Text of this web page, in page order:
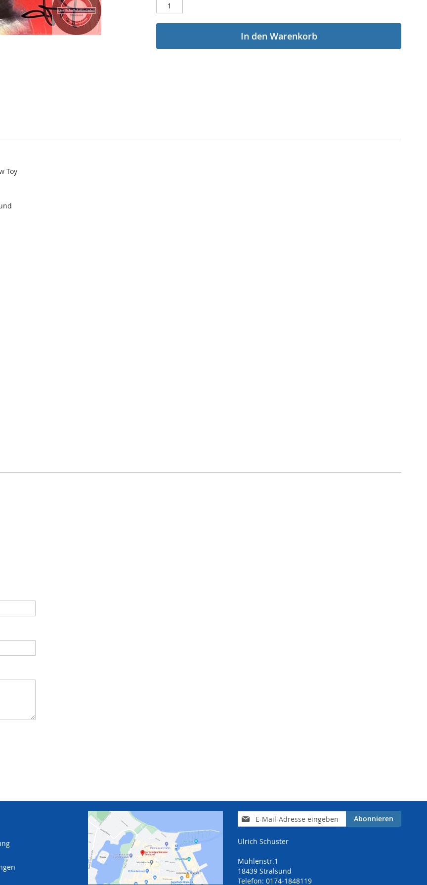
In den Warenkorb
Toy
Anmeldung
zum
Abonnieren
Ulrich Schuster
Mühlenstr.1
18439 Stralsund
Telefon: 0174-1848119